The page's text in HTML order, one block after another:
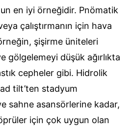
en iyi örneğidir. Pnömatik
çalıştırmanın için hava
örneğin, şişirme üniteleri
gölgelemeyi düşük ağırlıkta
cepheler gibi. Hidrolik
tilt’ten stadyum
sahne asansörlerine kadar,
için çok uygun olan